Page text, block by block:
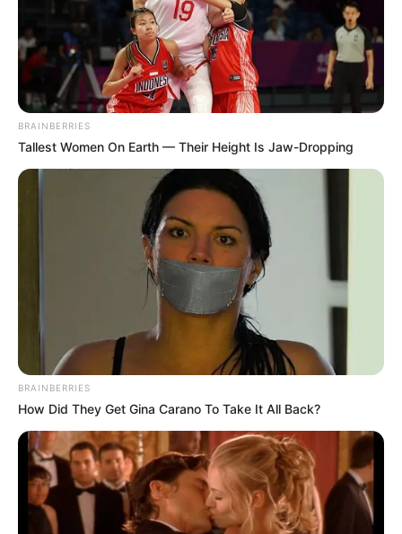
BRAINBERRIES
Tallest Women On Earth — Their Height Is Jaw-Dropping
BRAINBERRIES
How Did They Get Gina Carano To Take It All Back?